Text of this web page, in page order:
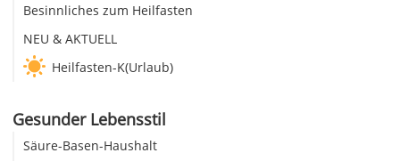
Besinnliches zum Heilfasten
NEU & AKTUELL
Heilfasten-K(Urlaub)
Gesunder Lebensstil
Säure-Basen-Haushalt